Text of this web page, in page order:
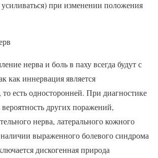
усиливаться) при изменении положения
нерва и боль в паху всегда будут с
как иннервация является
есть односторонней. При диагностике
других поражений,
нерва, латерального кожного
выраженного болевого синдрома
дискогенная природа